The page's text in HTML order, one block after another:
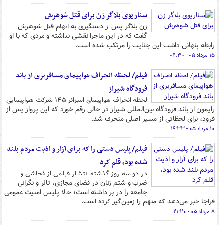
سناریوی بلاگر زن برای قتل شوهرش
زن بلاگر پس از دستگیری به اتهام قتل شوهرش
گفت که در این ماجرا نقشی نداشته و مردی که با او
رابطه پنهانی داشت این جنایت را مرتکب شده است.
۱۵ مرداد ۰۵ - ۰۴:۳۰
فیلم/ لحظه انحراف هواپیمای مسافربری از باند
فرودگاه شیراز
لحظه انحراف هواپیمای امبرائر ۱۴۵ شرکت هواپیمایی
رایمون از باند فرودگاه بین‌المللی شیراز در حالی رقم خورد که این پرواز پس از
فرود، برای لحظاتی از مسیر اصلی منحرف شد.
۱۰ مرداد ۰۵ - ۱۹:۳۳
فیلم/ پلیس دستی را که برای آزار و اذیت مردم بلند
شده بود، قلم کرد
در دو سه روز گذشته انتشار فیلمی از فحاشی و
ضرب و شتم زنان در فضای مجازی، تاثر و نگرانی
جامعه را در بر داشته است؛ حالا پلیس امنیت عمومی
فراجا خبر می‌دهد که متهم را زمین‌گیر کرده است.
۸ مرداد ۰۵ - ۲۱:۲۰